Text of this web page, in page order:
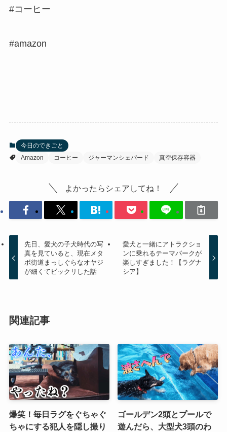
#コーヒー
#amazon
今日のできごと
Amazon
コーヒー ジャーマンシェパード 真空保存容器
よかったらシェアしてね！
先日、愛犬の子犬時代の写
真を見ていると、現在メタ
ボ街道まっしぐらなオヤジ
が細くてビックリした話
愛犬と一緒にアトラクショ
ンに乗れるテーマパークが
楽しすぎました！【ラグナ
シア】
関連記事
爆笑！毎日ラグをぐちゃぐ
ちゃにする犯人を隠し撮り
ゴールデン2頭とプールで
遊んだら、大型犬3頭のわ